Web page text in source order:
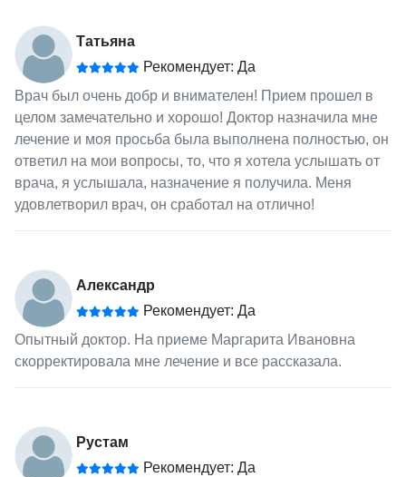
Татьяна
Рекомендует: Да
Врач был очень добр и внимателен! Прием прошел в
целом замечательно и хорошо! Доктор назначила мне
лечение и моя просьба была выполнена полностью, он
ответил на мои вопросы, то, что я хотела услышать от
врача, я услышала, назначение я получила. Меня
удовлетворил врач, он сработал на отлично!
Александр
Рекомендует: Да
Опытный доктор. На приеме Маргарита Ивановна
скорректировала мне лечение и все рассказала.
Рустам
Рекомендует: Да